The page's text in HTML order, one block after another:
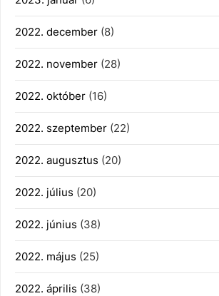
2022. december (8)
2022. november (28)
2022. október (16)
2022. szeptember (22)
2022. augusztus (20)
2022. július (20)
2022. június (38)
2022. május (25)
2022. április (38)